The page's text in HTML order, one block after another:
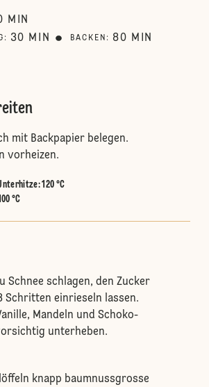
MIN
: 30 MIN BACKEN : 80 MIN
mit Backpapier belegen.
vorheizen.
:120 °C
°C
Schnee schlagen, den Zucker
Schritten einrieseln lassen.
Mandeln und Schoko-
unterheben.
knapp baumnussgrosse